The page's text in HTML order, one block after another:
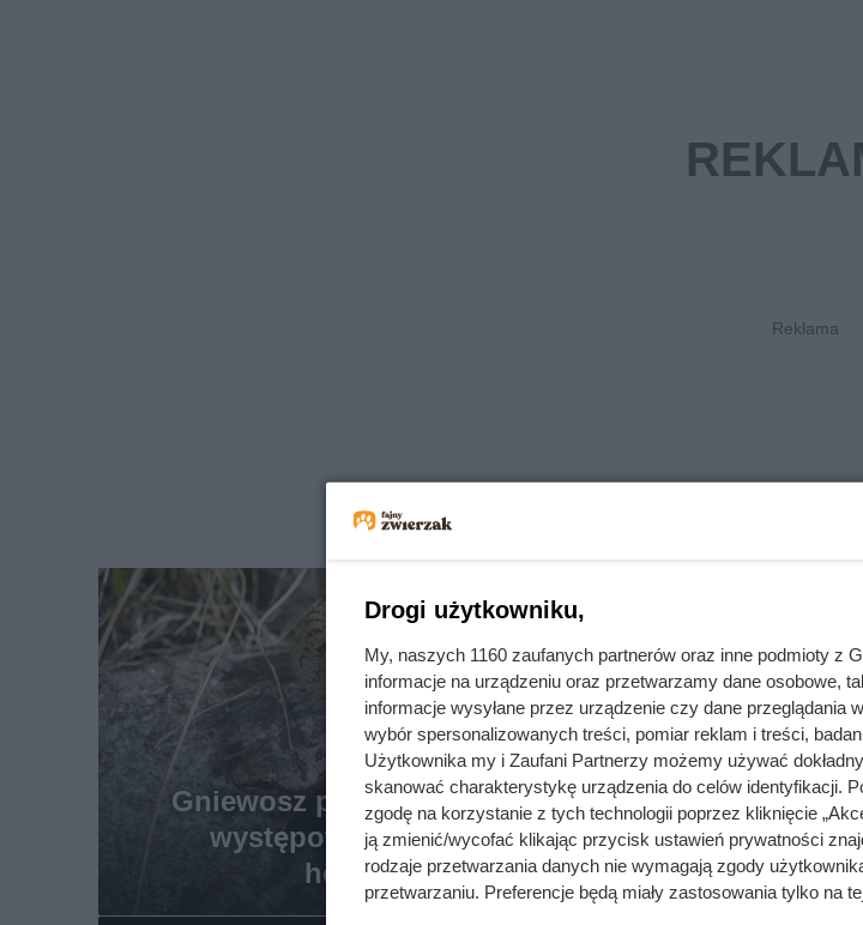
Gniewosz plamisty - opis,
występowanie, zdjęcia,
hodowla, opinie
Salamandra
Drogi użytkowniku,
My, naszych 1160 zaufanych partnerów oraz inne podmioty z
informacje na urządzeniu oraz przetwarzamy dane osobowe,
informacje wysyłane przez urządzenie czy dane przeglądania
wybór spersonalizowanych treści, pomiar reklam i treści,
Użytkownika my i Zaufani Partnerzy możemy używać
skanować charakterystykę urządzenia do celów identyfikacji.
zgodę na korzystanie z tych technologii poprzez kliknięcie
ją zmienić/wycofać klikając przycisk ustawień prywatności
rodzaje przetwarzania danych nie wymagają zgody
przetwarzaniu. Preferencje będą miały zastosowania tylko na